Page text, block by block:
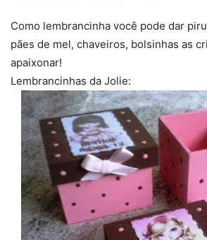
Como lembrancinha você pode dar
pães de mel, chaveiros, bolsinhas as
apaixonar!
Lembrancinhas da Jolie: